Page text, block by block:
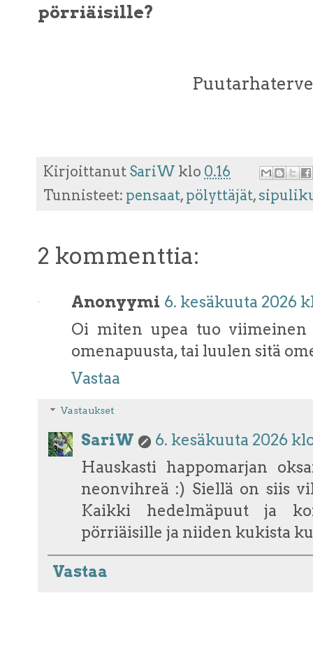
pörriäisille?
Kirjoittanut SariW klo 0.16
Tunnisteet: pensaat, pölyttäjät,
2 kommenttia:
Anonyymi 6. kesäkuuta 2026
Oi miten upea tuo
omenapuusta, tai luulen sitä
Vastaa
Vastaukset
SariW
6. kesäkuuta 2026
Hauskasti happomarjan
neonvihreä :) Siellä on siis
Kaikki hedelmäpuut ja
pörriäisille ja niiden kukista
Vastaa